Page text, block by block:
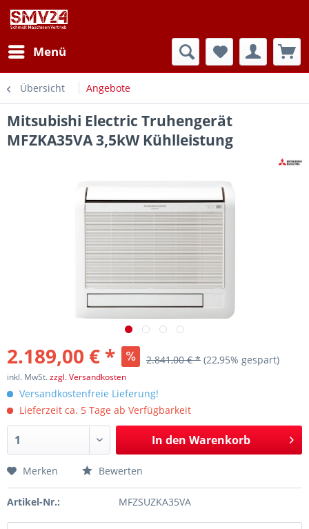
Menü
Übersicht Angebote
Mitsubishi Electric Truhengerät
MFZKA35VA 3,5kW Kühlleistung
2.189,00 € * 2.841,00 € * (22,95% gespart)
inkl. MwSt.zzgl. Versandkosten
Versandkostenfreie Lieferung!
Lieferzeit ca. 5 Tage ab Verfügbarkeit
In den Warenkorb
Merken Bewerten
Artikel-Nr.: MFZSUZKA35VA